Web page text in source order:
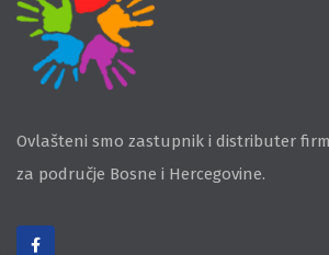
Ovlašteni smo zastupnik i distributer
za područje Bosne i Hercegovine.